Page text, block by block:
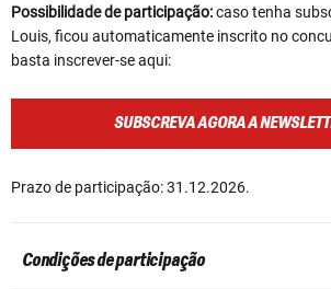
Possibilidade de participação:caso tenha
Louis, ficou automaticamente inscrito no
basta inscrever-se aqui:
SUBSCREVA AGORA A
Prazo de participação: 31.12.2026.
Condições de participação